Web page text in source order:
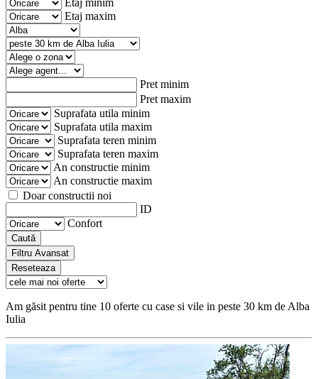
Etaj minim
Etaj maxim
Pret minim
Pret maxim
Suprafata utila minim
Suprafata utila maxim
Suprafata teren minim
Suprafata teren maxim
An constructie minim
An constructie maxim
Doar constructii noi
ID
Confort
Caută
Filtru Avansat
Reseteaza
Am găsit pentru tine 10 oferte cu case si vile in peste 30 km de Alba
Iulia